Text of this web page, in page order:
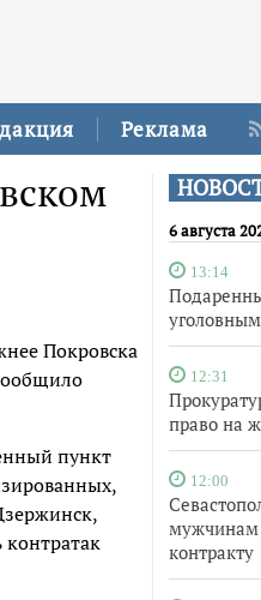
Реклама
6 августа
13:14
12:31
право на
12:00
мужчинам
контракту
Покровска
пункт